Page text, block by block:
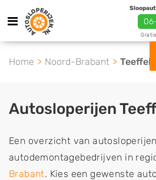
Home Noord-Brabant Teeffelen
Autosloperijen
Een overzicht van
autodemontagebedrijven in
Brabant. Kies een gewenste